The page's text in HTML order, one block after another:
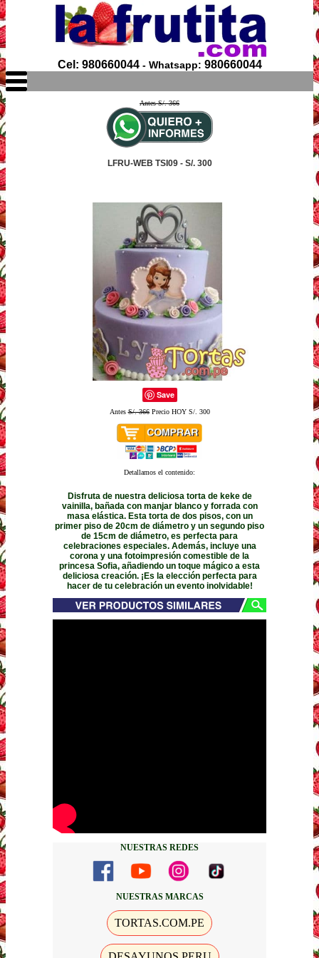
Cel: 980660044- Whatsapp: 980660044
Antes S/. 366
LFRU-WEB TSI09 - S/. 300
Save
AntesS/. 366Precio HOY S/. 300
Detallamos el contenido:
Disfruta de nuestra deliciosa torta de keke de
vainilla, bañada con manjar blanco y forrada con
masa elástica. Esta torta de dos pisos, con un
primer piso de 20cm de diámetro y un segundo piso
de 15cm de diámetro, es perfecta para
celebraciones especiales. Además, incluye una
corona y una fotoimpresión comestible de la
princesa Sofia, añadiendo un toque mágico a esta
deliciosa creación. ¡Es la elección perfecta para
hacer de tu celebración un evento inolvidable!
NUESTRAS REDES
NUESTRAS MARCAS
TORTAS.COM.PE